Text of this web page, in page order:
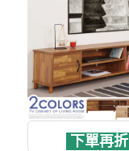
下單再折